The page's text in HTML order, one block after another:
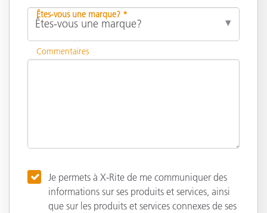
Êtes-vous une marque? *
Commentaires
Je permets à X-Rite de me communiquer des
informations sur ses produits et services, ainsi
que sur les produits et services connexes de ses